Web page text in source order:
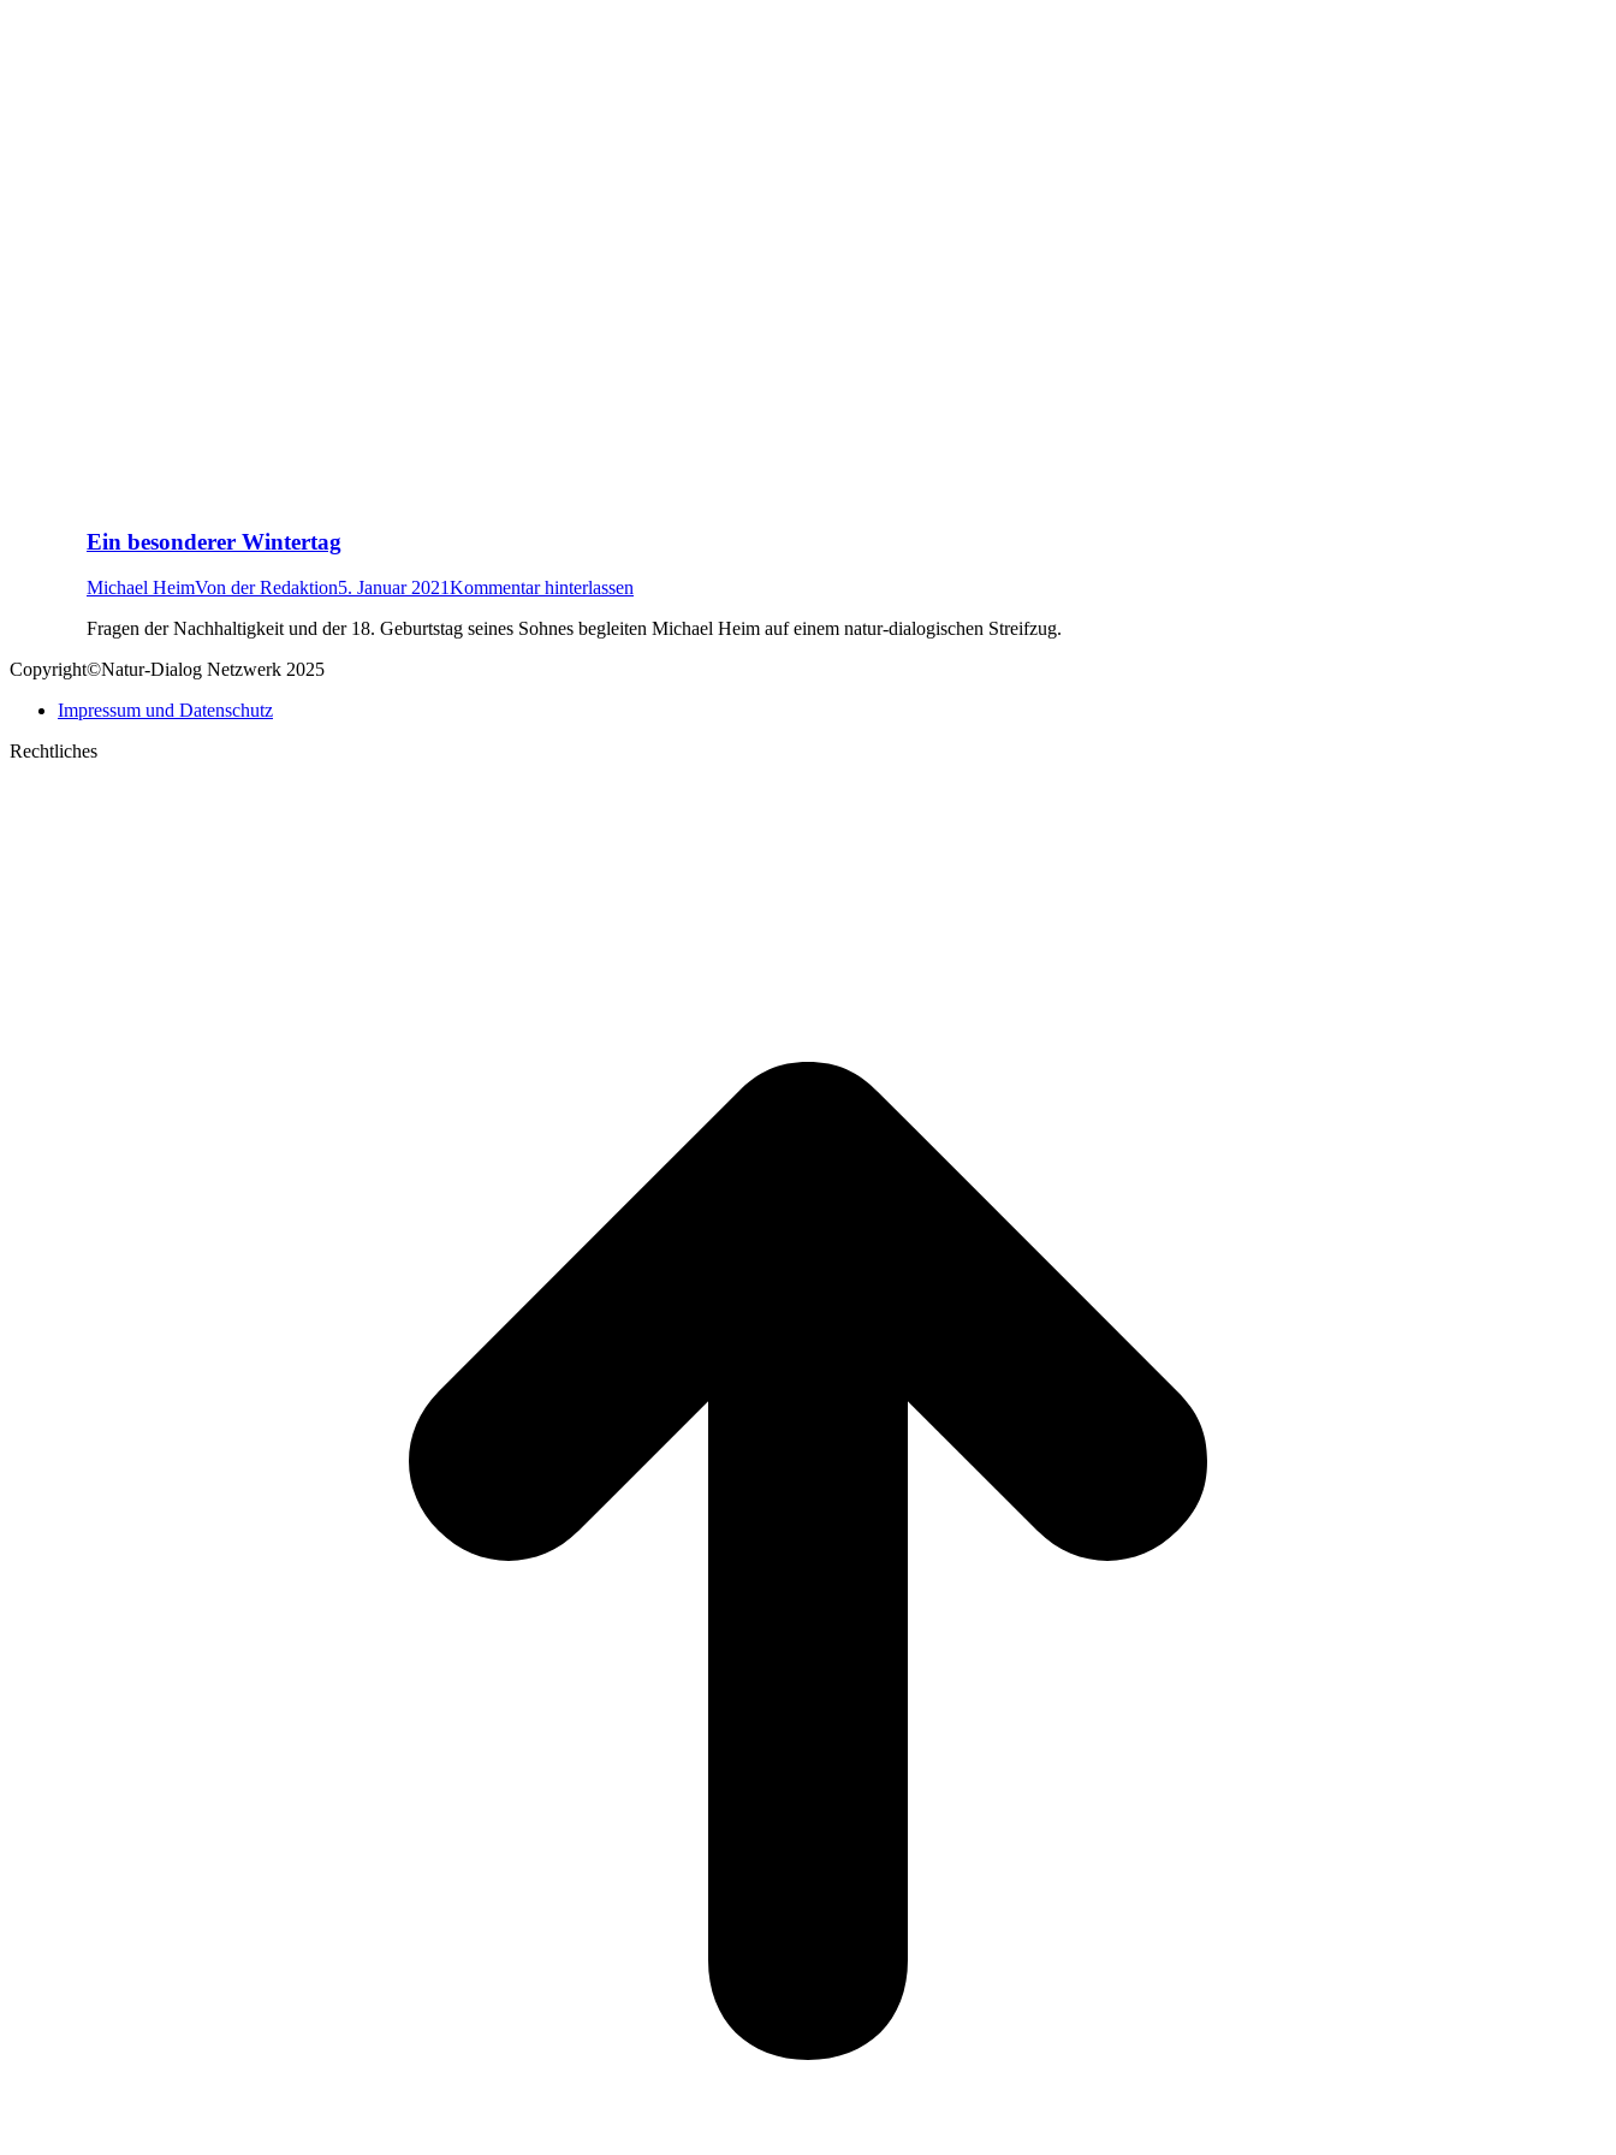
Ein besonderer Wintertag
Michael HeimVon der Redaktion5. Januar 2021Kommentar hinterlassen
Fragen der Nachhaltigkeit und der 18. Geburtstag seines Sohnes begleiten Michael Heim auf einem natur-dialogischen Streifzug.
Copyright©Natur-Dialog Netzwerk 2025
Impressum und Datenschutz
Rechtliches